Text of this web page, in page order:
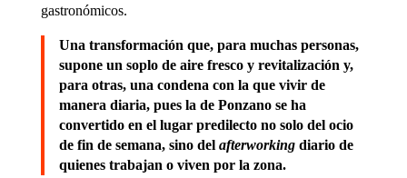
gastronómicos.
Una transformación que, para muchas personas,
supone un soplo de aire fresco y revitalización y,
para otras, una condena con la que vivir de
manera diaria, pues la de Ponzano se ha
convertido en el lugar predilecto no solo del ocio
de fin de semana, sino del afterworkingdiario de
quienes trabajan o viven por la zona.